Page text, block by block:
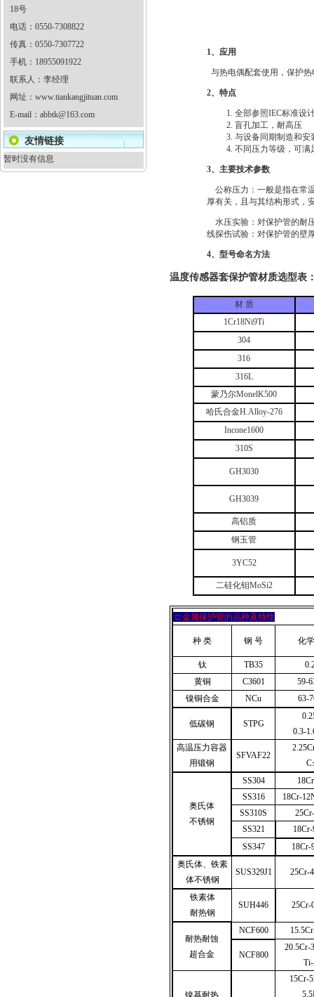
18号
电话：0550-7308822
传真：0550-7307722
手机：18955091922
联系人：李经理
网址： www.tiankangjituan.com
E-mail： abbtk@163.com
友情链接
暂时没有信息
1、应用
与热电偶配套使用，保护
2、特点
全部参照IEC标准设
盲孔加工，耐高压
与设备同期制造和安
不同压力等级，可满
3、主要技术参数
公称压力：一般是指在常
厚有关，且与其结构形式，
水压实验：对保护管的耐
线探伤试验：对保护管的壁
4、型号命名方法
温度传感器套保护管材质选型表
材 质
1Cr18Ni9Ti
304
316
316L
蒙乃尔MonelK500
哈氏合金H.Alloy-276
Incone1600
310S
GH3030
GH3039
高铝质
钢玉管
3YC52
二硅化钼MoSi2
□金属保护管的品种及特性
种 类 钢 号 化
钛 TB35
黄铜
C3601
59-
镍铜合金
NCu 63-
低碳钢 STPG
0.3-
高温压力容器
用锻钢
SFVAF22
奥氏体
不锈钢
SS304
SS316
18Cr-
SS310S
SS321
SS347
18Cr-
奥氏体、铁素
体不锈钢
SUS329J1 25Cr-
铁素体
耐热钢
SUH446 25Cr-
耐热耐蚀
超合金
NCF600
NCF800
20.5Cr-
镍基耐热
15Cr-